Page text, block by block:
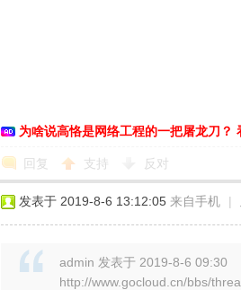
为啥说高恪是网络工程的一把屠龙刀？
回复 支持 反对
发表于 2019-8-6 13:12:05 来自手机 |
admin 发表于 2019-8-6 09:30
http://www.gocloud.cn/bbs/